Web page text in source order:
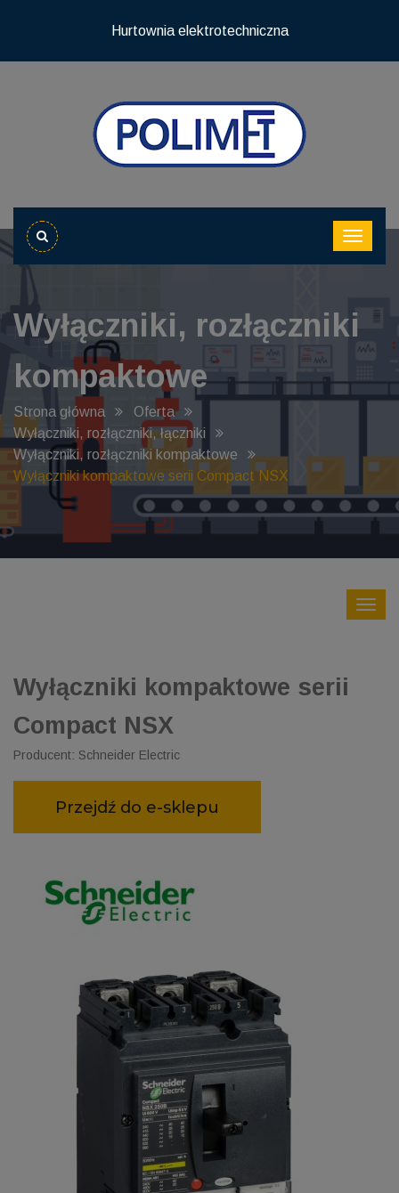
Hurtownia elektrotechniczna
Wyłączniki, rozłączniki
kompaktowe
Strona główna
Oferta
Wyłączniki, rozłączniki, łączniki
Wyłączniki, rozłączniki kompaktowe
Wyłączniki kompaktowe serii Compact NSX
Wyłączniki kompaktowe serii
Compact NSX
Producent: Schneider Electric
Przejdź do e-sklepu